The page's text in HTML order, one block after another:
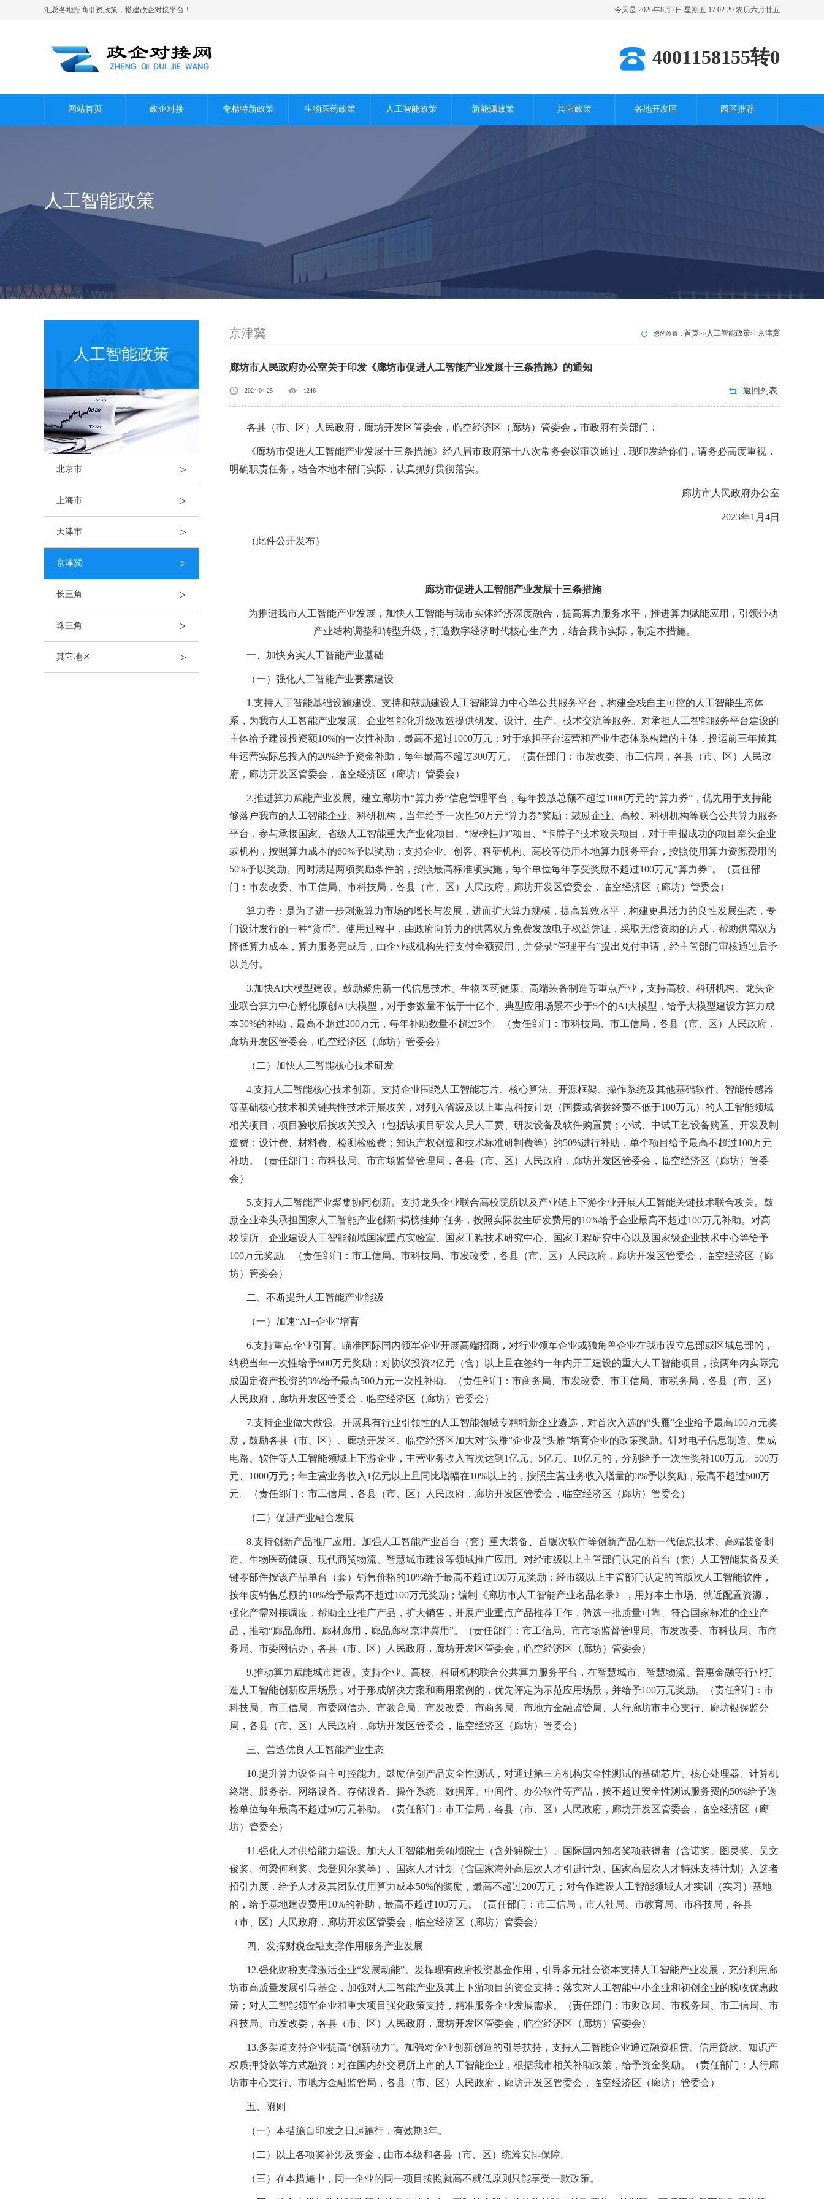
汇总各地招商引资政策，搭建政企对接平台！ 今天是 2026年8月7日 星期五 17:02:31 农历六月廿五
4001158155转0
网站首页 政企对接 专精特新政策 生物医药政策 人工智能政策 新能源政策 其它政策 各地开发区
其它城市
园区推荐
人工智能政策
人工智能政策
北京市 >
上海市 >
天津市 >
京津冀 >
长三角 >
珠三角 >
其它地区 >
京津冀 您的位置： 首页>> 人工智能政策>>京津冀
廊坊市人民政府办公室关于印发《廊坊市促进人工智能产业发展十三条措施》的通知
2024-04-25 1246 返回列表
各县（市、区）人民政府，廊坊开发区管委会，临空经济区（廊坊）管委会，市政府有关部门：
《廊坊市促进人工智能产业发展十三条措施》经八届市政府第十八次常务会议审议通过，现印发给你们，请务必高度重视，
明确职责任务，结合本地本部门实际，认真抓好贯彻落实。
廊坊市人民政府办公室
2023年1月4日
（此件公开发布）
廊坊市促进人工智能产业发展十三条措施
为推进我市人工智能产业发展，加快人工智能与我市实体经济深度融合，提高算力服务水平，推进算力赋能应用，引领带动
产业结构调整和转型升级，打造数字经济时代核心生产力，结合我市实际，制定本措施。
一、加快夯实人工智能产业基础
（一）强化人工智能产业要素建设
1.支持人工智能基础设施建设。支持和鼓励建设人工智能算力中心等公共服务平台，构建全栈自主可控的人工智能生态体
系，为我市人工智能产业发展、企业智能化升级改造提供研发、设计、生产、技术交流等服务。对承担人工智能服务平台建设的
主体给予建设投资额10%的一次性补助，最高不超过1000万元；对于承担平台运营和产业生态体系构建的主体，投运前三年按其
年运营实际总投入的20%给予资金补助，每年最高不超过300万元。（责任部门：市发改委、市工信局，各县（市、区）人民政
府，廊坊开发区管委会，临空经济区（廊坊）管委会）
2.推进算力赋能产业发展。建立廊坊市“算力券”信息管理平台，每年投放总额不超过1000万元的“算力券”，优先用于支持能
够落户我市的人工智能企业、科研机构，当年给予一次性50万元“算力券”奖励；鼓励企业、高校、科研机构等联合公共算力服务
平台，参与承接国家、省级人工智能重大产业化项目、“揭榜挂帅”项目、“卡脖子”技术攻关项目，对于申报成功的项目牵头企业
或机构，按照算力成本的60%予以奖励；支持企业、创客、科研机构、高校等使用本地算力服务平台，按照使用算力资源费用的
50%予以奖励。同时满足两项奖励条件的，按照最高标准项实施，每个单位每年享受奖励不超过100万元“算力券”。（责任部
门：市发改委、市工信局、市科技局，各县（市、区）人民政府，廊坊开发区管委会，临空经济区（廊坊）管委会）
算力券：是为了进一步刺激算力市场的增长与发展，进而扩大算力规模，提高算效水平，构建更具活力的良性发展生态，专
门设计发行的一种“货币”。使用过程中，由政府向算力的供需双方免费发放电子权益凭证，采取无偿资助的方式，帮助供需双方
降低算力成本，算力服务完成后，由企业或机构先行支付全额费用，并登录“管理平台”提出兑付申请，经主管部门审核通过后予
以兑付。
3.加快AI大模型建设。鼓励聚焦新一代信息技术、生物医药健康、高端装备制造等重点产业，支持高校、科研机构、龙头企
业联合算力中心孵化原创AI大模型，对于参数量不低于十亿个、典型应用场景不少于5个的AI大模型，给予大模型建设方算力成
本50%的补助，最高不超过200万元，每年补助数量不超过3个。（责任部门：市科技局、市工信局，各县（市、区）人民政府，
廊坊开发区管委会，临空经济区（廊坊）管委会）
（二）加快人工智能核心技术研发
4.支持人工智能核心技术创新。支持企业围绕人工智能芯片、核心算法、开源框架、操作系统及其他基础软件、智能传感器
等基础核心技术和关键共性技术开展攻关，对列入省级及以上重点科技计划（国拨或省拨经费不低于100万元）的人工智能领域
相关项目，项目验收后按攻关投入（包括该项目研发人员人工费、研发设备及软件购置费；小试、中试工艺设备购置、开发及制
造费；设计费、材料费、检测检验费；知识产权创造和技术标准研制费等）的50%进行补助，单个项目给予最高不超过100万元
补助。（责任部门：市科技局、市市场监督管理局，各县（市、区）人民政府，廊坊开发区管委会，临空经济区（廊坊）管委
会）
5.支持人工智能产业聚集协同创新。支持龙头企业联合高校院所以及产业链上下游企业开展人工智能关键技术联合攻关。鼓
励企业牵头承担国家人工智能产业创新“揭榜挂帅”任务，按照实际发生研发费用的10%给予企业最高不超过100万元补助。对高
校院所、企业建设人工智能领域国家重点实验室、国家工程技术研究中心、国家工程研究中心以及国家级企业技术中心等给予
100万元奖励。（责任部门：市工信局、市科技局、市发改委，各县（市、区）人民政府，廊坊开发区管委会，临空经济区（廊
坊）管委会）
二、不断提升人工智能产业能级
（一）加速“AI+企业”培育
6.支持重点企业引育。瞄准国际国内领军企业开展高端招商，对行业领军企业或独角兽企业在我市设立总部或区域总部的，
纳税当年一次性给予500万元奖励；对协议投资2亿元（含）以上且在签约一年内开工建设的重大人工智能项目，按两年内实际完
成固定资产投资的3%给予最高500万元一次性补助。（责任部门：市商务局、市发改委、市工信局、市税务局，各县（市、区）
人民政府，廊坊开发区管委会，临空经济区（廊坊）管委会）
7.支持企业做大做强。开展具有行业引领性的人工智能领域专精特新企业遴选，对首次入选的“头雁”企业给予最高100万元奖
励，鼓励各县（市、区）、廊坊开发区、临空经济区加大对“头雁”企业及“头雁”培育企业的政策奖励。针对电子信息制造、集成
电路、软件等人工智能领域上下游企业，主营业务收入首次达到1亿元、5亿元、10亿元的，分别给予一次性奖补100万元、500万
元、1000万元；年主营业务收入1亿元以上且同比增幅在10%以上的，按照主营业务收入增量的3%予以奖励，最高不超过500万
元。（责任部门：市工信局，各县（市、区）人民政府，廊坊开发区管委会，临空经济区（廊坊）管委会）
（二）促进产业融合发展
8.支持创新产品推广应用。加强人工智能产业首台（套）重大装备、首版次软件等创新产品在新一代信息技术、高端装备制
造、生物医药健康、现代商贸物流、智慧城市建设等领域推广应用。对经市级以上主管部门认定的首台（套）人工智能装备及关
键零部件按该产品单台（套）销售价格的10%给予最高不超过100万元奖励；经市级以上主管部门认定的首版次人工智能软件，
按年度销售总额的10%给予最高不超过100万元奖励；编制《廊坊市人工智能产业名品名录》，用好本土市场、就近配置资源，
强化产需对接调度，帮助企业推广产品，扩大销售，开展产业重点产品推荐工作，筛选一批质量可靠、符合国家标准的企业产
品，推动“廊品廊用、廊材廊用，廊品廊材京津冀用”。（责任部门：市工信局、市市场监督管理局、市发改委、市科技局、市商
务局、市委网信办，各县（市、区）人民政府，廊坊开发区管委会，临空经济区（廊坊）管委会）
9.推动算力赋能城市建设。支持企业、高校、科研机构联合公共算力服务平台，在智慧城市、智慧物流、普惠金融等行业打
造人工智能创新应用场景，对于形成解决方案和商用案例的，优先评定为示范应用场景，并给予100万元奖励。（责任部门：市
科技局、市工信局、市委网信办、市教育局、市发改委、市商务局、市地方金融监管局、人行廊坊市中心支行、廊坊银保监分
局，各县（市、区）人民政府，廊坊开发区管委会，临空经济区（廊坊）管委会）
三、营造优良人工智能产业生态
10.提升算力设备自主可控能力。鼓励信创产品安全性测试，对通过第三方机构安全性测试的基础芯片、核心处理器、计算机
终端、服务器、网络设备、存储设备、操作系统、数据库、中间件、办公软件等产品，按不超过安全性测试服务费的50%给予送
检单位每年最高不超过50万元补助。（责任部门：市工信局，各县（市、区）人民政府，廊坊开发区管委会，临空经济区（廊
坊）管委会）
11.强化人才供给能力建设。加大人工智能相关领域院士（含外籍院士）、国际国内知名奖项获得者（含诺奖、图灵奖、吴文
俊奖、何梁何利奖、戈登贝尔奖等）、国家人才计划（含国家海外高层次人才引进计划、国家高层次人才特殊支持计划）入选者
招引力度，给予人才及其团队使用算力成本50%的奖励，最高不超过200万元；对合作建设人工智能领域人才实训（实习）基地
的，给予基地建设费用10%的补助，最高不超过100万元。（责任部门：市工信局，市人社局、市教育局、市科技局，各县
（市、区）人民政府，廊坊开发区管委会，临空经济区（廊坊）管委会）
四、发挥财税金融支撑作用服务产业发展
12.强化财税支撑激活企业“发展动能”。发挥现有政府投资基金作用，引导多元社会资本支持人工智能产业发展，充分利用廊
坊市高质量发展引导基金，加强对人工智能产业及其上下游项目的资金支持；落实对人工智能中小企业和初创企业的税收优惠政
策；对人工智能领军企业和重大项目强化政策支持，精准服务企业发展需求。（责任部门：市财政局、市税务局、市工信局、市
科技局、市发改委，各县（市、区）人民政府，廊坊开发区管委会，临空经济区（廊坊）管委会）
13.多渠道支持企业提高“创新动力”。加强对企业创新创造的引导扶持，支持人工智能企业通过融资租赁、信用贷款、知识产
权质押贷款等方式融资；对在国内外交易所上市的人工智能企业，根据我市相关补助政策，给予资金奖励。（责任部门：人行廊
坊市中心支行、市地方金融监管局，各县（市、区）人民政府，廊坊开发区管委会，临空经济区（廊坊）管委会）
五、附则
（一）本措施自印发之日起施行，有效期3年。
（二）以上各项奖补涉及资金，由市本级和各县（市、区）统筹安排保障。
（三）在本措施中，同一企业的同一项目按照就高不就低原则只能享受一款政策。